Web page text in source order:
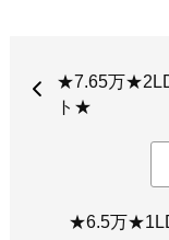
★7.65万
ト★
★6.5万